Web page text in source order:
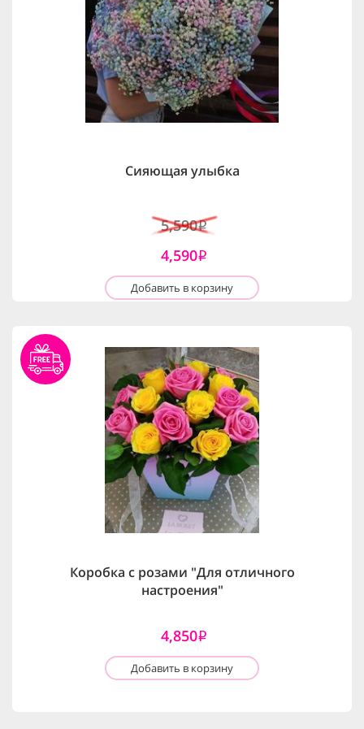
Сияющая улыбка
5,590i
4,590i
Добавить в корзину
Коробка с розами "Для отличного
настроения"
4,850i
Добавить в корзину